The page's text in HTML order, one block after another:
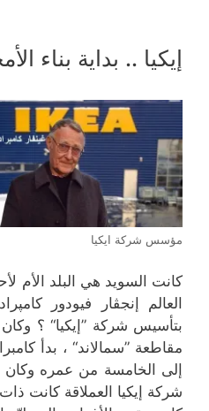
إيكيا .. بداية بناء
مؤسس شركة ايكيا
كانت السويد هي البلد الأم
العالم إنجڤار فيودور
مقاطعة ”سمالاند“ ، بدأ
إلى الخامسة من عمره وكان
شركة إيكيا العملاقة كانت